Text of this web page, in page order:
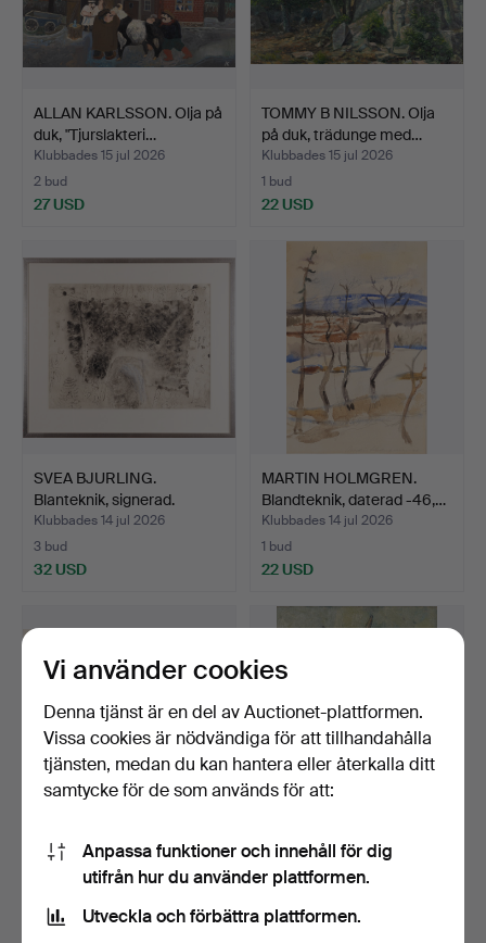
ALLAN KARLSSON. Olja på
duk, "Tjurslakteri…
Klubbades 15 jul 2026
2 bud
27 USD
TOMMY B NILSSON. Olja
på duk, trädunge med…
Klubbades 15 jul 2026
1 bud
22 USD
SVEA BJURLING.
Blanteknik, signerad.
Klubbades 14 jul 2026
3 bud
32 USD
MARTIN HOLMGREN.
Blandteknik, daterad -46,…
Klubbades 14 jul 2026
1 bud
22 USD
INGA FALKE ANDERSSON.
Olja på duk, stilleb…
Klubbades 13 jul 2026
1 bud
EINAR EMLAND. Olja på
duk, blomsterstilleb…
Klubbades 13 jul 2026
11 bud
Vi använder cookies
Denna tjänst är en del av Auctionet-plattformen.
Vissa cookies är nödvändiga för att tillhandahålla
tjänsten, medan du kan hantera eller återkalla ditt
samtycke för de som används för att:
Anpassa funktioner och innehåll för dig
utifrån hur du använder plattformen.
Utveckla och förbättra plattformen.